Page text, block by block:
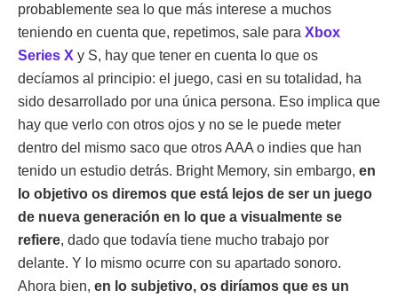
probablemente sea lo que más interese a muchos
teniendo en cuenta que, repetimos, sale para Xbox
Series X y S, hay que tener en cuenta lo que os
decíamos al principio: el juego, casi en su totalidad, ha
sido desarrollado por una única persona. Eso implica que
hay que verlo con otros ojos y no se le puede meter
dentro del mismo saco que otros AAA o indies que han
tenido un estudio detrás. Bright Memory, sin embargo, en
lo objetivo os diremos que está lejos de ser un juego
de nueva generación en lo que a visualmente se
refiere, dado que todavía tiene mucho trabajo por
delante. Y lo mismo ocurre con su apartado sonoro.
Ahora bien, en lo subjetivo, os diríamos que es un